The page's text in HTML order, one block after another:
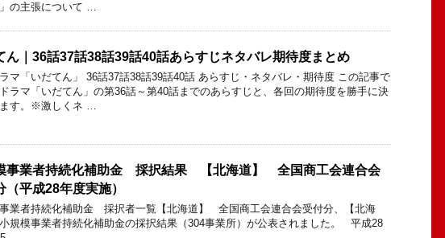
の主張について …
ん｜36話37話38話39話40話あらすじネタバレ期待度まとめ
マ「いだてん」 36話37話38話39話40話 あらすじ・ネタバレ・期待度 この記事で
ラマ「いだてん」の第36話～第40話までのあらすじと、各回の期待度を勝手に決
す。※激しくネ …
事業者持続化補助金 採択結果 【北海道】 全国商工会連合会
（平成28年度実施）
業者持続化補助金 採択者一覧【北海道】 全国商工会連合会受付分、【北海
規模事業者持続化補助金の採択結果（304事業所）が公表されました。 平成28